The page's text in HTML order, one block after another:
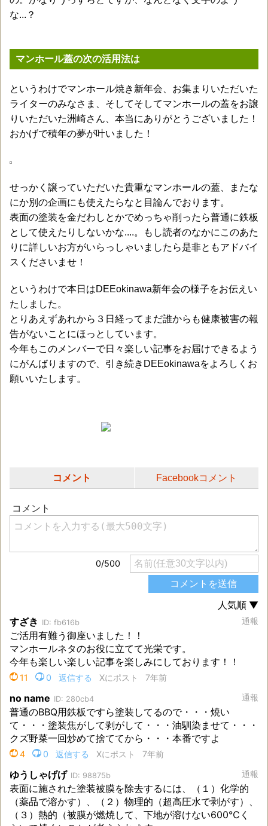
な...？
マンホール蓋の次の活用法は
というわけでマンホール焼き新年会、お集まりいただいた
ライターのみなさま、そしてそしてマンホールの蓋をお譲
りいただいた洲崎さん、本当にありがとうございました！
おかげで積年の夢が叶いました！
せっかく譲っていただいた貴重なマンホールの蓋、またな
にか別の企画にも使えたらなと目論んでおります。
表面の塗装を金だわしとかでめっちゃ削ったら普通に鉄板
として使えたりしないかな....。もし読者のなかにこのあた
りに詳しいお方がいらっしゃいましたら是非ともアドバイ
スくださいませ！
というわけで本日はDEEokinawa新年会の様子をお伝えい
たしました。
とりあえずあれから３日経ってまだ誰からも健康被害の報
告がないことにほっとしています。
今年もこのメンバーで日々楽しい記事をお届けできるよう
にがんばりますので、引き続きDEEokinawaをよろしくお
願いいたします。
コメント Facebookコメント